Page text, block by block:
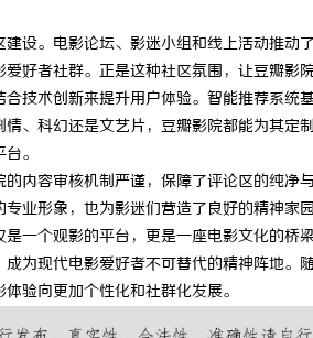
设。电影论坛、影迷小组和线上活动推
好者社群。正是这种社区氛围，让豆瓣影
技术创新来提升用户体验。智能推荐系
、科幻还是文艺片，豆瓣影院都能为其
。
内容审核机制严谨，保障了评论区的纯
业形象，也为影迷们营造了良好的精神家
一个观影的平台，更是一座电影文化的
为现代电影爱好者不可替代的精神阵地
验向更加个性化和社群化发展。
临沂成人高考哪家机构